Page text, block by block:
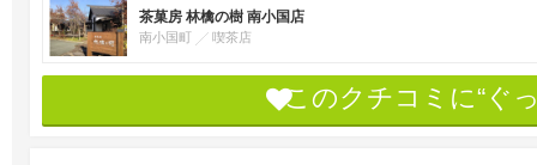
茶菓房 林檎の樹 南小国店
南小国町 喫茶店
このクチコミに“ぐ